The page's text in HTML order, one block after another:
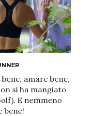
amare bene,
si ha mangiato
E nemmeno
bene!